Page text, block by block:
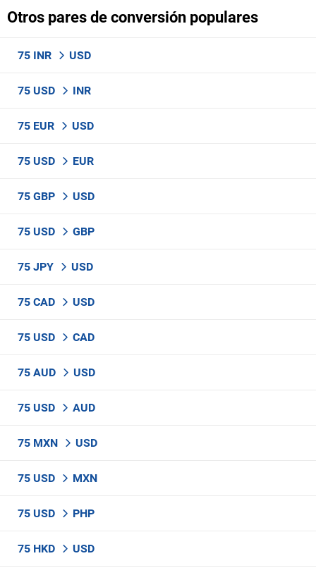
Otros pares de conversión populares
75 INR USD
75 USD INR
75 EUR USD
75 USD EUR
75 GBP USD
75 USD GBP
75 JPY USD
75 CAD USD
75 USD CAD
75 AUD USD
75 USD AUD
75 MXN USD
75 USD MXN
75 USD PHP
75 HKD USD